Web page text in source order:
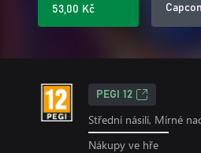
53,00 Kč
PEGI 12
Střední násilí, Mírné
Nákupy ve hře